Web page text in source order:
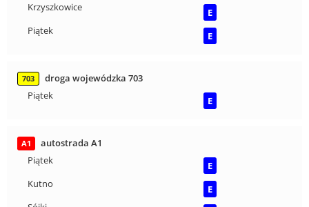
Krzyszkowice
E
Piątek
E
703
droga wojewódzka 703
Piątek
E
A1
autostrada A1
Piątek
E
Kutno
E